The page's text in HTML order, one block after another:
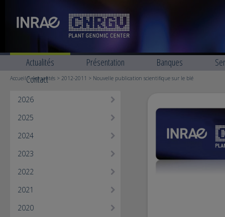
Actualités Présentation Banques
Contact
Accueil>Actualités > 2012-2011 > Nouvelle publication scientifique sur le blé
2026
2025
2024
2023
2022
2021
2020